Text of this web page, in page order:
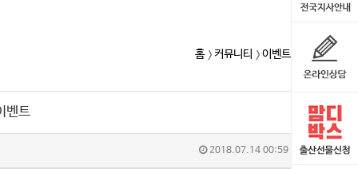
홈 커뮤니티 이벤트
벤트
2018.07.14 00:59